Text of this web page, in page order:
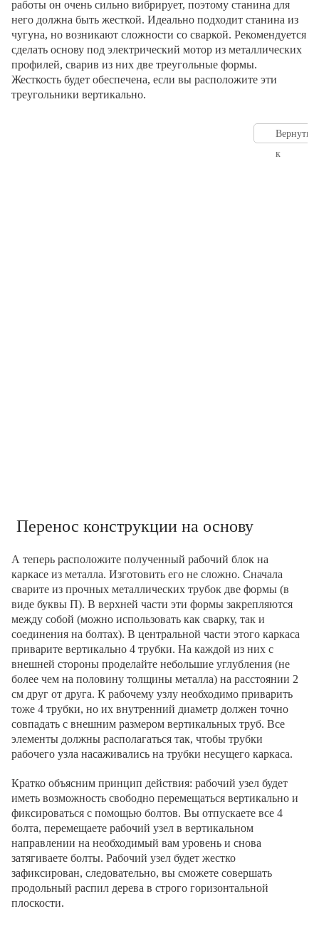
работы он очень сильно вибрирует, поэтому станина для
него должна быть жесткой. Идеально подходит станина из
чугуна, но возникают сложности со сваркой. Рекомендуется
сделать основу под электрический мотор из металлических
профилей, сварив из них две треугольные формы.
Жесткость будет обеспечена, если вы расположите эти
треугольники вертикально.
Вернуться
к
Перенос конструкции на основу
А теперь расположите полученный рабочий блок на
каркасе из металла. Изготовить его не сложно. Сначала
сварите из прочных металлических трубок две формы (в
виде буквы П). В верхней части эти формы закрепляются
между собой (можно использовать как сварку, так и
соединения на болтах). В центральной части этого каркаса
приварите вертикально 4 трубки. На каждой из них с
внешней стороны проделайте небольшие углубления (не
более чем на половину толщины металла) на расстоянии 2
см друг от друга. К рабочему узлу необходимо приварить
тоже 4 трубки, но их внутренний диаметр должен точно
совпадать с внешним размером вертикальных труб. Все
элементы должны располагаться так, чтобы трубки
рабочего узла насаживались на трубки несущего каркаса.
Кратко объясним принцип действия: рабочий узел будет
иметь возможность свободно перемещаться вертикально и
фиксироваться с помощью болтов. Вы отпускаете все 4
болта, перемещаете рабочий узел в вертикальном
направлении на необходимый вам уровень и снова
затягиваете болты. Рабочий узел будет жестко
зафиксирован, следовательно, вы сможете совершать
продольный распил дерева в строго горизонтальной
плоскости.